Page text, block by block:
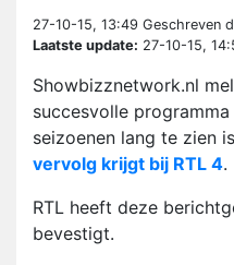
27-10-15, 13:49 Geschreven
Laatste update: 27-10-15,
Showbizznetwork.nl
succesvolle programma
seizoenen lang te zien
vervolg krijgt bij RTL 4.
RTL heeft deze
bevestigt.